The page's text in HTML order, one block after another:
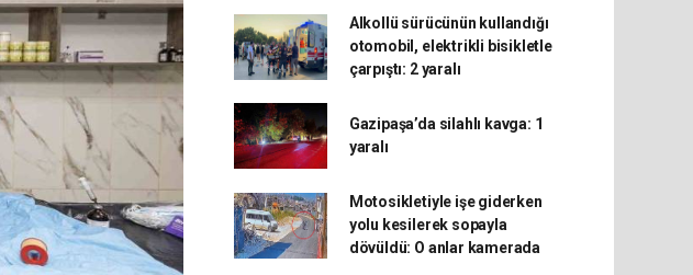
Alkollü sürücünün kullandığı
otomobil, elektrikli bisikletle
çarpıştı: 2 yaralı
Gazipaşa’da silahlı kavga: 1
yaralı
Motosikletiyle işe giderken
yolu kesilerek sopayla
dövüldü: O anlar kamerada